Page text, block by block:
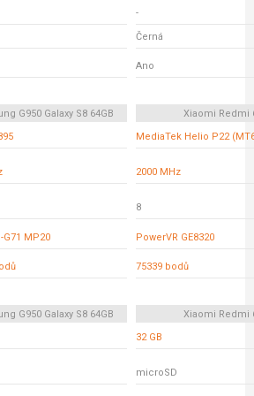
-
Černá
Ano
G950 Galaxy S8 64GB
Xiaomi Redmi
MediaTek Helio P22
2000 MHz
8
G71 MP20 PowerVR GE8320
75339 bodů
G950 Galaxy S8 64GB
Xiaomi Redmi
32 GB
microSD